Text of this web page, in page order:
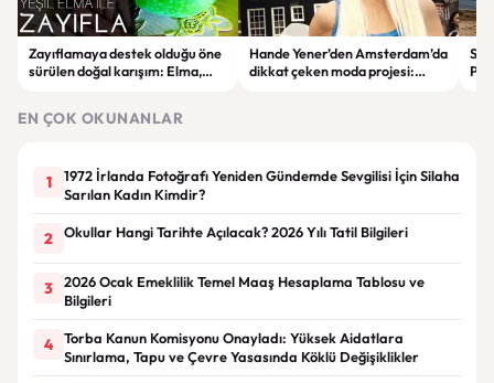
Zayıflamaya destek olduğu öne
sürülen doğal karışım: Elma,
Hande Yener’den Amsterdam’da
dikkat çeken moda projesi:
EN ÇOK OKUNANLAR
1
1972 İrlanda Fotoğrafı Yeniden Gündemde Sevgilisi İçin Silaha
Sarılan Kadın Kimdir?
2 Okullar Hangi Tarihte Açılacak? 2026 Yılı Tatil Bilgileri
3
2026 Ocak Emeklilik Temel Maaş Hesaplama Tablosu ve
Bilgileri
4
Torba Kanun Komisyonu Onayladı: Yüksek Aidatlara
Sınırlama, Tapu ve Çevre Yasasında Köklü Değişiklikler